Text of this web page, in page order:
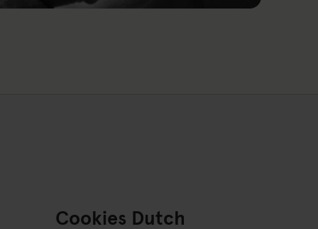
Cookies Dutch